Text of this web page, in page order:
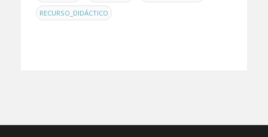
RECURSO_DIDÁCTICO